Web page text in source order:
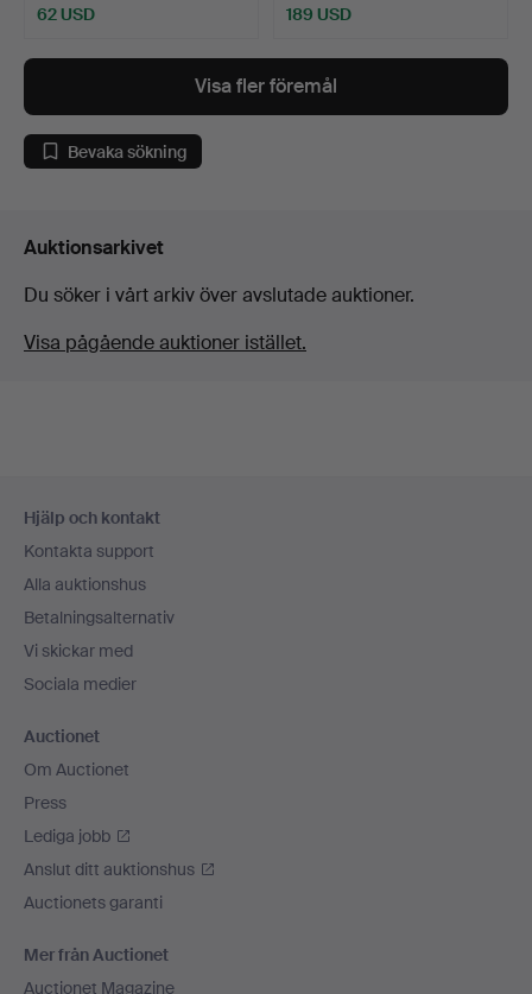
62 USD 189 USD
Visa fler föremål
Bevaka sökning
Auktionsarkivet
Du söker i vårt arkiv över avslutade auktioner.
Visa pågående auktioner istället.
Hjälp och kontakt
Kontakta support
Alla auktionshus
Betalningsalternativ
Vi skickar med
Sociala medier
Auctionet
Om Auctionet
Press
Lediga jobb
Anslut ditt auktionshus
Auctionets garanti
Mer från Auctionet
Auctionet Magazine